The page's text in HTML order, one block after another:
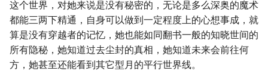
这个世界，对她来说是没有秘密的，无论是多么深奥的魔术
都能三两下精通，自身可以做到一定程度上的心想事成，就
算是没有穿越者的记忆，她也能如同翻书一般的知晓世间的
所有隐秘，她知道过去尘封的真相，她知道未来会前往何
方，她甚至还能看到其它型月的平行世界线。